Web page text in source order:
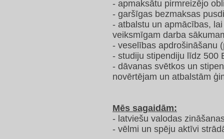
- apmaksātu pirmreizējo
- garšīgas bezmaksas
- atbalstu un apmācības,
veiksmīgam darba
- veselības apdrošināšanu
- studiju stipendiju līdz 500
- dāvanas svētkos un
novērtējam un atbalstām
Mēs sagaidām:
- latviešu valodas
- vēlmi un spēju aktīvi